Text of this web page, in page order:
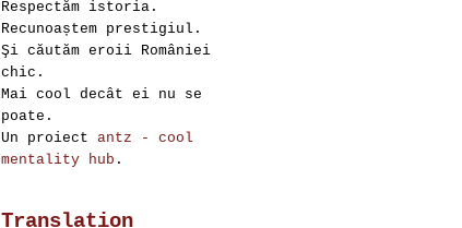
Respectăm istoria.
Recunoaștem prestigiul.
Şi căutăm eroii României
chic.
Mai cool decât ei nu se
poate.
Un proiect antz - cool
mentality hub .
Translation